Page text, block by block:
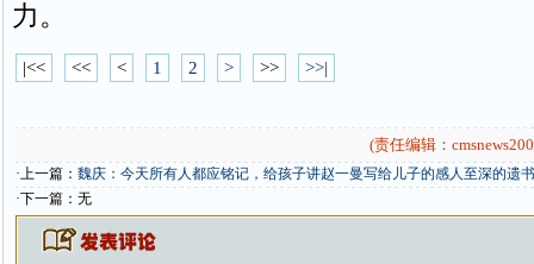
力。
|<< << < 1 2 > >> >>|
(责任编辑：
·上一篇： 魏庆：今天所有人都应铭记，给孩子讲赵一曼写给儿子的感人至深的遗书
·下一篇：无